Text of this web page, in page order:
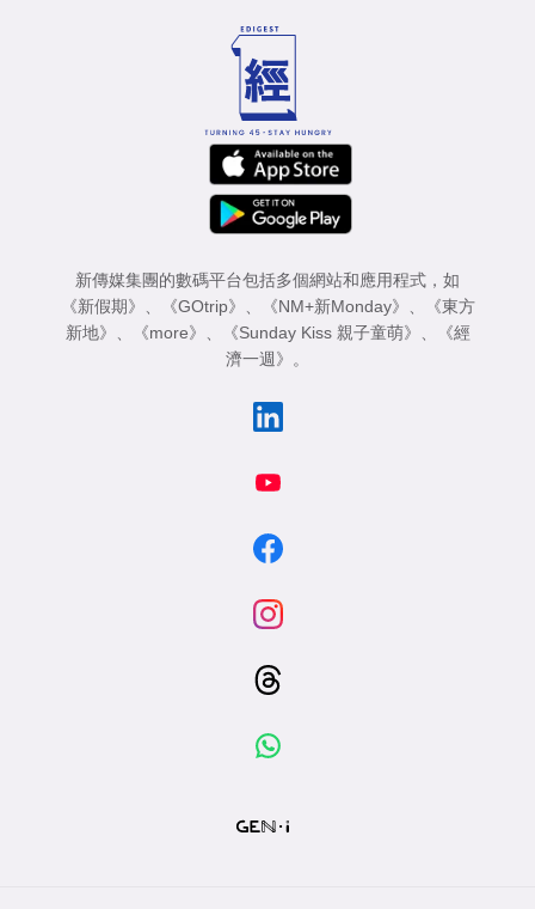
新傳媒集團的數碼平台包括多個網站和應用程式，如
《新假期》
《GOtrip》 《NM+新Monday》
《東方
新地》
《more》 《Sunday Kiss 親子童萌》
《經
濟一週》
。